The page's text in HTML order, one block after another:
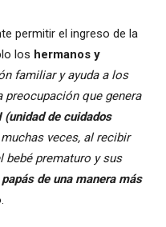
permitir el ingreso de la
los hermanos y
familiar y ayuda a los
preocupación que genera
(unidad de cuidados
muchas veces, al recibir
bebé prematuro y sus
de una manera más